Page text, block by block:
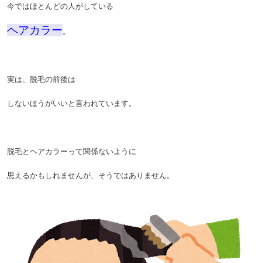
今ではほとんどの人がしている
ヘアカラー 。
実は、脱毛の前後は
しないほうがいいと言われています。
脱毛とヘアカラーって関係ないように
思えるかもしれませんが、そうではありません。